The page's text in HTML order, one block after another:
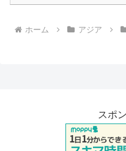
ホーム アジア
スポ